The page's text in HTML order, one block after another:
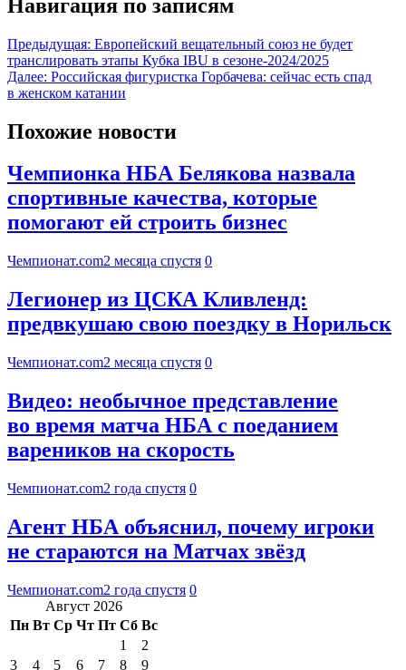
Навигация по записям
Предыдущая: Европейский вещательный союз не будет
транслировать этапы Кубка IBU в сезоне-2024/2025
Далее: Российская фигуристка Горбачева: сейчас есть спад
в женском катании
Похожие новости
Чемпионка НБА Белякова назвала
спортивные качества, которые
помогают ей строить бизнес
Чемпионат.com2 месяца спустя 0
Легионер из ЦСКА Кливленд:
предвкушаю свою поездку в Норильск
Чемпионат.com2 месяца спустя 0
Видео: необычное представление
во время матча НБА с поеданием
вареников на скорость
Чемпионат.com2 года спустя 0
Агент НБА объяснил, почему игроки
не стараются на Матчах звёзд
Чемпионат.com2 года спустя 0
Август 2026
Пн Вт Ср Чт Пт Сб Вс
1
2
3
4 5 6 7 8
9